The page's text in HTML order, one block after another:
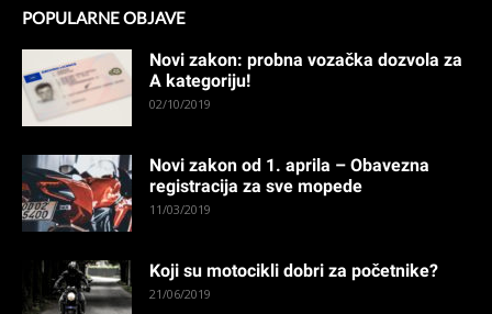
POPULARNE OBJAVE
Novi zakon: probna vozačka dozvola za
A kategoriju!
02/10/2019
Novi zakon od 1. aprila – Obavezna
registracija za sve mopede
11/03/2019
Koji su motocikli dobri za početnike?
21/06/2019